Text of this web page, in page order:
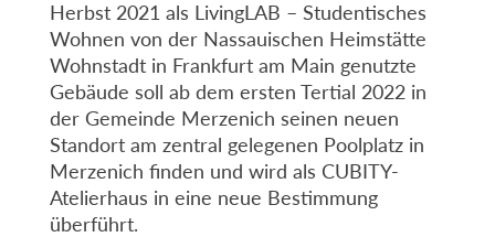
Herbst 2021 als LivingLAB – Studentisches
Wohnen von der Nassauischen Heimstätte
Wohnstadt in Frankfurt am Main genutzte
Gebäude soll ab dem ersten Tertial 2022 in
der Gemeinde Merzenich seinen neuen
Standort am zentral gelegenen Poolplatz in
Merzenich finden und wird als CUBITY-
Atelierhaus in eine neue Bestimmung
überführt.